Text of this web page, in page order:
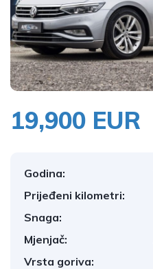
19,900 EUR
Godina:
Prijeđeni kilometri:
Snaga:
Mjenjač:
Vrsta goriva: